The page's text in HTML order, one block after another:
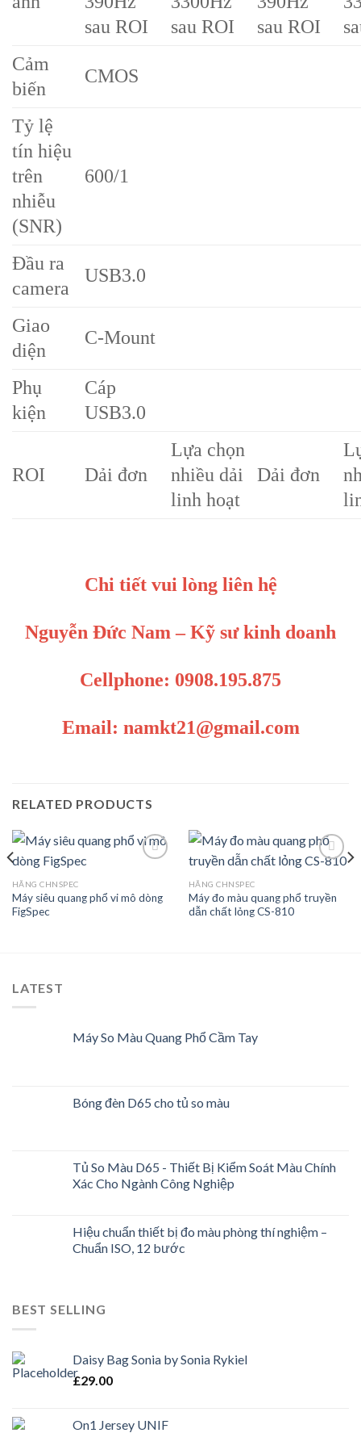
sau ROI
sau ROI
sau ROI
Cảm
biến
CMOS
Tỷ lệ
tín hiệu
trên
nhiễu
(SNR)
600/1
Đầu ra
camera
USB3.0
Giao
diện
C-Mount
Phụ
kiện
Cáp
USB3.0
ROI Dải đơn
Lựa chọn
nhiều dải
linh hoạt
Dải đơn
Chi tiết vui lòng liên hệ
Nguyễn Đức Nam – Kỹ sư kinh doanh
Cellphone: 0908.195.875
Email: namkt21@gmail.com
RELATED PRODUCTS
Add to
HÃNG CHNSPEC
Máy siêu quang phổ vi mô dòng
FigSpec
Add to
HÃNG CHNSPEC
Máy đo màu quang phổ truyền
dẫn chất lỏng CS-810
LATEST
Máy So Màu Quang Phổ Cầm Tay
Bóng đèn D65 cho tủ so màu
Tủ So Màu D65 - Thiết Bị Kiểm Soát Màu Chính
Xác Cho Ngành Công Nghiệp
Hiệu chuẩn thiết bị đo màu phòng thí nghiệm –
Chuẩn ISO, 12 bước
BEST SELLING
Daisy Bag Sonia by Sonia Rykiel
£29.00
On1 Jersey UNIF